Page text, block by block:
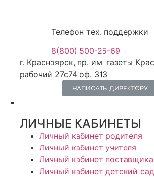
Телефон тех. поддержки
8(800) 500-25-69
г. Красноярск, пр. им. газеты
рабочий 27с74 оф. 313
НАПИСАТЬ ДИРЕКТОРУ
ЛИЧНЫЕ КАБИНЕТЫ
Личный кабинет родителя
Личный кабинет учителя
Личный кабинет поставщика
Личный кабинет детский сад